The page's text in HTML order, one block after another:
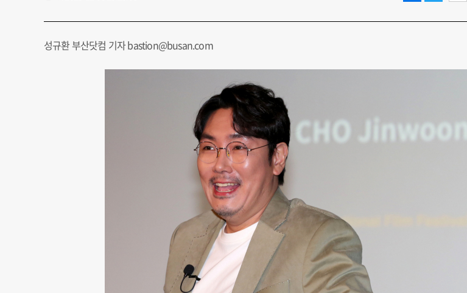
성규환 부산닷컴 기자 bastion@busan.com